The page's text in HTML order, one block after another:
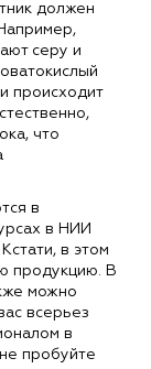
должен
серу и
происходит
что
в
в НИИ
в этом
продукцию. В
можно
всерьез
в
пробуйте